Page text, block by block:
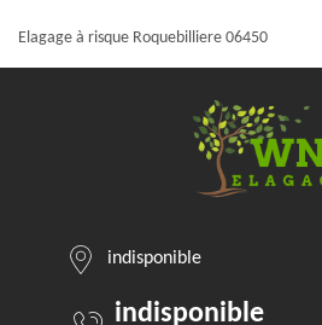
Elagage à risque Roquebilliere 06450
indisponible
indisponible